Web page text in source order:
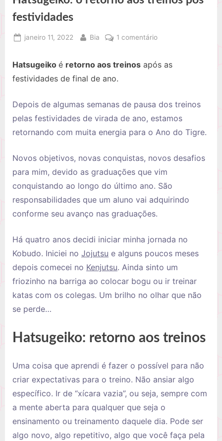
festividades
Posted
janeiro 11, 2022 By
Bia 1 comentárioem
pós
festividades
Hatsugeiko é retorno aos treinos após as
festividades de final de ano.
Depois de algumas semanas de pausa dos treinos
pelas festividades de virada de ano, estamos
retornando com muita energia para o Ano do Tigre.
Novos objetivos, novas conquistas, novos desafios
para mim, devido as graduações que vim
conquistando ao longo do último ano. São
responsabilidades que um aluno vai adquirindo
conforme seu avanço nas graduações.
Há quatro anos decidi iniciar minha jornada no
Kobudo. Iniciei no Jojutsu e alguns poucos meses
depois comecei no Kenjutsu. Ainda sinto um
friozinho na barriga ao colocar bogu ou ir treinar
katas com os colegas. Um brilho no olhar que não
se perde…
Hatsugeiko: retorno aos treinos
Uma coisa que aprendi é fazer o possível para não
criar expectativas para o treino. Não ansiar algo
específico. Ir de “xícara vazia”, ou seja, sempre com
a mente aberta para qualquer que seja o
ensinamento ou treinamento daquele dia. Pode ser
algo novo, algo repetitivo, algo que você faça pela